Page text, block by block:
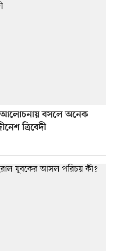
আলোচনায় বসলে অনেক
ত্রিবেদী